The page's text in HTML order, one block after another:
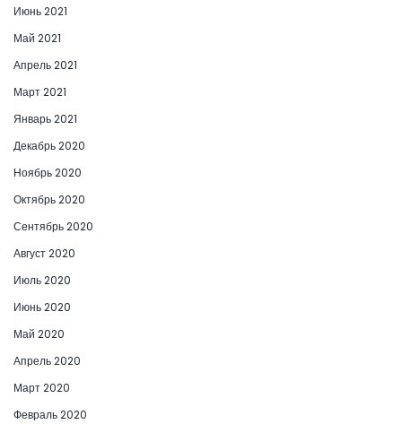
Июнь 2021
Май 2021
Апрель 2021
Март 2021
Январь 2021
Декабрь 2020
Ноябрь 2020
Октябрь 2020
Сентябрь 2020
Август 2020
Июль 2020
Июнь 2020
Май 2020
Апрель 2020
Март 2020
Февраль 2020